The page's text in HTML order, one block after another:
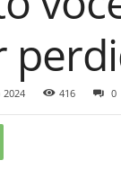
2024 416 0